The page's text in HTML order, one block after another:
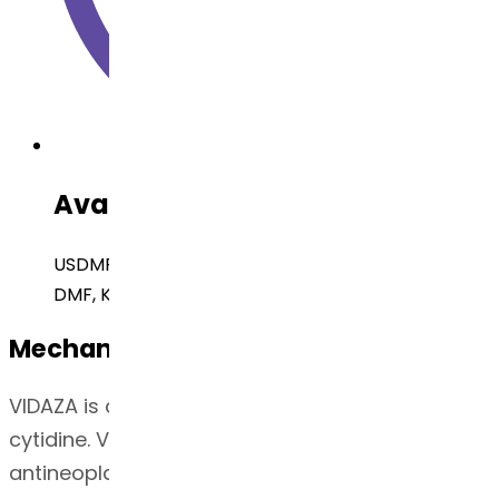
Available Regulatory Filing
USDMF, Brazil DMF, EUDMF, Canada DMF, Japan
DMF, Korea DMF, Russia DMF, China DMF
Mechanism of Action
VIDAZA is a pyrimidine nucleoside analog of
cytidine. VIDAZA is believed to exert its
antineoplastic effects by causing